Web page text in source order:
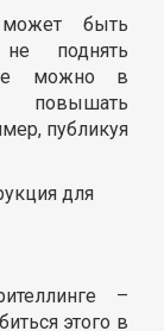
быть
поднять
можно в
публикуя
–
этого в